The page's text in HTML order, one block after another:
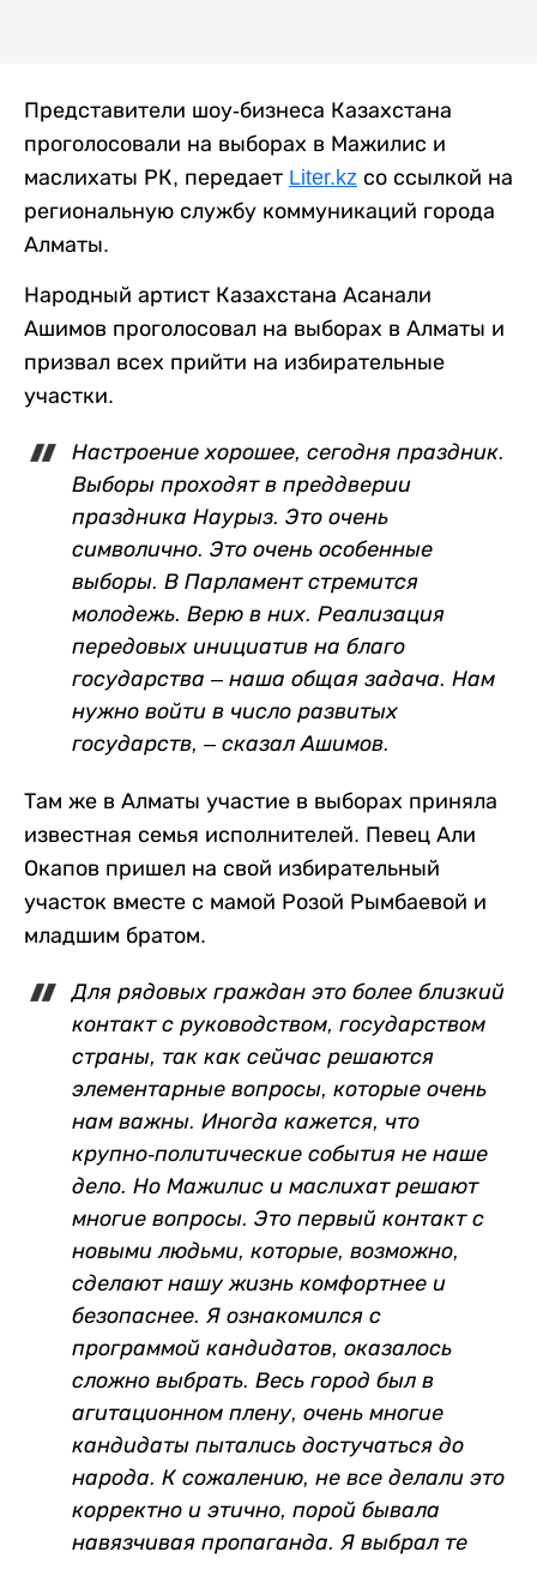
Представители шоу-бизнеса Казахстана
проголосовали на выборах в Мажилис и
маслихаты РК, передает Liter.kz со ссылкой на
региональную службу коммуникаций города
Алматы.
Народный артист Казахстана Асанали
Ашимов проголосовал на выборах в Алматы и
призвал всех прийти на избирательные
участки.
Настроение хорошее, сегодня праздник.
Выборы проходят в преддверии
праздника Наурыз. Это очень
символично. Это очень особенные
выборы. В Парламент стремится
молодежь. Верю в них. Реализация
передовых инициатив на благо
государства – наша общая задача. Нам
нужно войти в число развитых
государств, – сказал Ашимов.
Там же в Алматы участие в выборах приняла
известная семья исполнителей. Певец Али
Окапов пришел на свой избирательный
участок вместе с мамой Розой Рымбаевой и
младшим братом.
Для рядовых граждан это более близкий
контакт с руководством, государством
страны, так как сейчас решаются
элементарные вопросы, которые очень
нам важны. Иногда кажется, что
крупно-политические события не наше
дело. Но Мажилис и маслихат решают
многие вопросы. Это первый контакт с
новыми людьми, которые, возможно,
сделают нашу жизнь комфортнее и
безопаснее. Я ознакомился с
программой кандидатов, оказалось
сложно выбрать. Весь город был в
агитационном плену, очень многие
кандидаты пытались достучаться до
народа. К сожалению, не все делали это
корректно и этично, порой бывала
навязчивая пропаганда. Я выбрал те